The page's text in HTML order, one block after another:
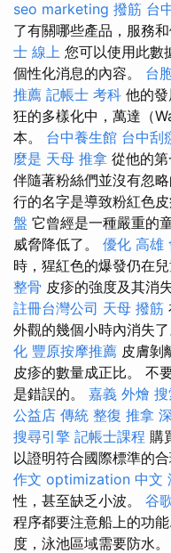
seo marketing 撥筋 台
了有關哪些產品，服務
士 線上 您可以使用此數
個性化消息的內容。 台
推薦 記帳士 考科 他的
狂的多樣化中，萬達（
本。 台中養生館 台中刮
麼是 天母 推拿 從他的
伴隨著粉絲們並沒有忽
行的名字是導致粉紅色皮
盤 它曾經是一種嚴重的
威脅降低了。 優化 高雄
時，猩紅色的爆發仍在
整骨 皮疹的強度及其消
註冊台灣公司 天母 撥筋
外觀的幾個小時內消失了
化 豐原按摩推薦 皮膚剝
皮疹的數量成正比。 不
是錯誤的。 嘉義 外燴
公益店 傳統 整復 推拿
搜尋引擎 記帳士課程 購
以證明符合國際標準的合
作文 optimization 中文
性，甚至缺乏小波。 谷
程序都要注意船上的功
度，泳池區域需要防水。